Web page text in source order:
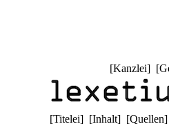
[Kanzlei] [
[Titelei] [Inhalt] [Quellen]